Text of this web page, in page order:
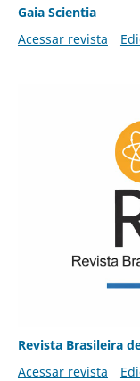
Gaia Scientia
Acessar revista
Revista Brasileira
Acessar revista